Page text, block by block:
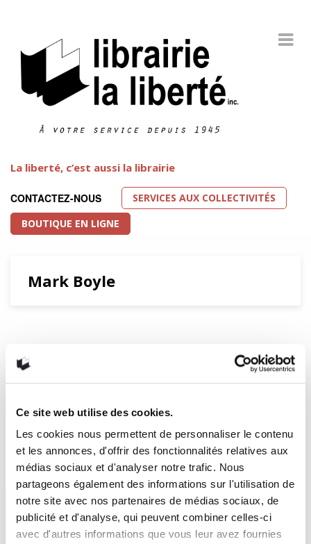
Ce site web utilise des cookies.
Les cookies nous permettent de personnaliser le contenu
et les annonces, d'offrir des fonctionnalités relatives aux
médias sociaux et d'analyser notre trafic. Nous
partageons également des informations sur l'utilisation de
notre site avec nos partenaires de médias sociaux, de
publicité et d'analyse, qui peuvent combiner celles-ci
avec d'autres informations que vous leur avez fournies
La liberté, c’est aussi la librairie
CONTACTEZ-NOUS
SERVICES AUX COLLECTIVITÉS
BOUTIQUE EN LIGNE
Mark Boyle